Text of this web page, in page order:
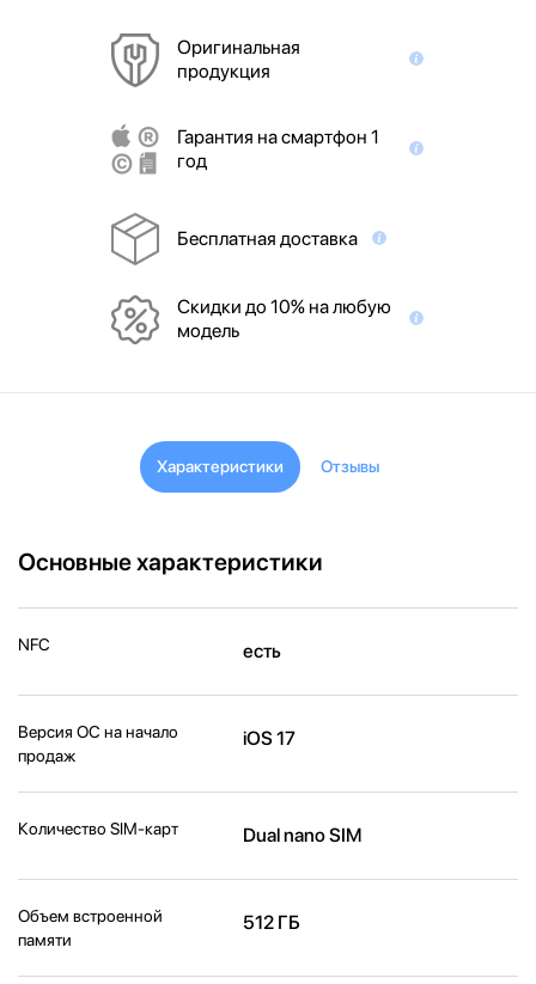
Оригинальная
продукция
Гарантия на смартфон 1
год
Бесплатная доставка
Скидки до 10% на любую
модель
Характеристики Отзывы
Основные характеристики
NFC есть
Версия ОС на начало
продаж
iOS 17
Количество SIM-карт Dual nano SIM
Объем встроенной
памяти
512 ГБ